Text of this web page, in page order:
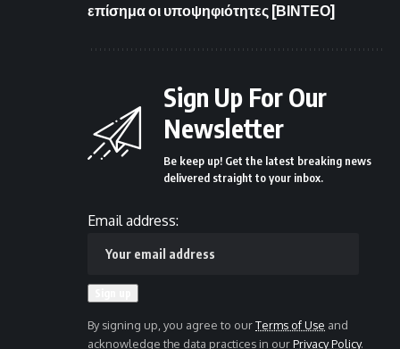
επίσημα οι υποψηφιότητες [ΒΙΝΤΕΟ]
Sign Up For Our
Newsletter
Be keep up! Get the latest breaking news
delivered straight to your inbox.
Email address:
By signing up, you agree to ourTerms of Use and
acknowledge the data practices in ourPrivacy Policy.